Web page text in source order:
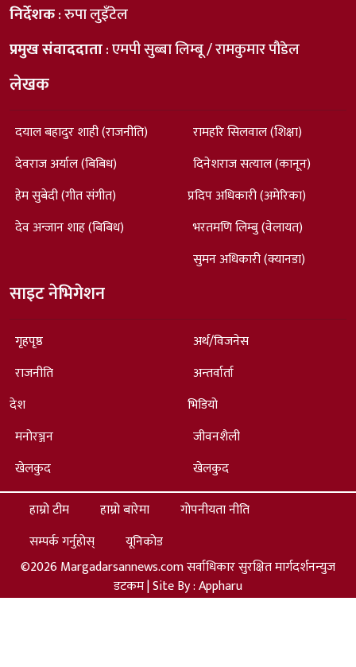
निर्देशक: रुपा लुइँटेल
प्रमुख संवाददाता: एमपी सुब्बा लिम्बू / रामकुमार पौडेल
लेखक
दयाल बहादुर शाही (राजनीति)
देवराज अर्याल (बिबिध)
हेम सुबेदी (गीत संगीत)
देव अन्जान शाह (बिबिध)
रामहरि सिलवाल (शिक्षा)
दिनेशराज सत्याल (कानून)
प्रदिप अधिकारी (अमेरिका)
भरतमणि लिम्बु (वेलायत)
सुमन अधिकारी (क्यानडा)
साइट नेभिगेशन
गृहपृष्ठ
राजनीति
देश
मनोरञ्जन
खेलकुद
अर्थ/विजनेस
अन्तर्वार्ता
भिडियो
जीवनशैली
खेलकुद
हाम्रो टीम
हाम्रो बारेमा
गोपनीयता नीति
सम्पर्क गर्नुहोस्
यूनिकोड
©2026 Margadarsannews.com सर्वाधिकार सुरक्षित मार्गदर्शनन्युज
डटकम | Site By :Appharu